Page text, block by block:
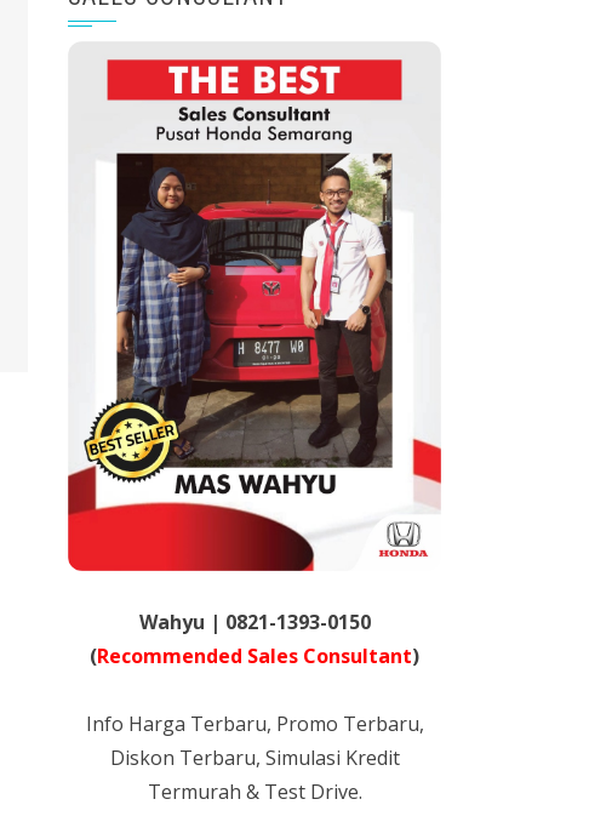
Wahyu | 0821-1393-0150
(Recommended Sales Consultant)
Info Harga Terbaru, Promo Terbaru,
Diskon Terbaru, Simulasi Kredit
Termurah & Test Drive.